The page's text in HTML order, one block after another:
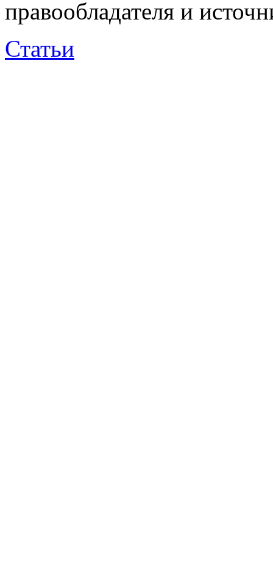
правообладателя и
Статьи